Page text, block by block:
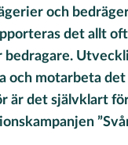
och
det allt
och motarbeta
är det självklart